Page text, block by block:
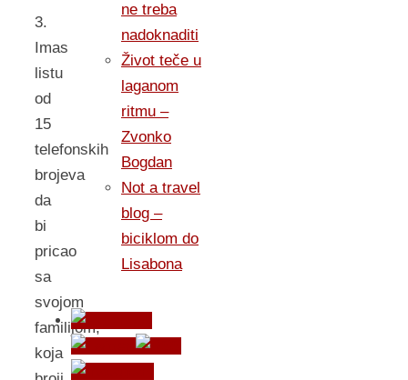
3.
Imas
listu
od
15
telefonskih
brojeva
da
bi
pricao
sa
svojom
familijom,
koja
ne treba
nadoknaditi
Život teče u
laganom
ritmu –
Zvonko
Bogdan
Not a travel
blog –
biciklom do
Lisabona